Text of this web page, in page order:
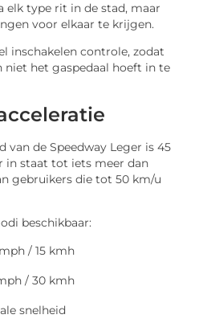
elk type rit in de stad, maar
voor elkaar te krijgen.
inschakelen controle, zodat
het gaspedaal hoeft in te
van de Speedway Leger is 45
in staat tot iets meer dan
gebruikers die tot 50 km/u
beschikbaar:
/ 15 kmh
/ 30 kmh
snelheid